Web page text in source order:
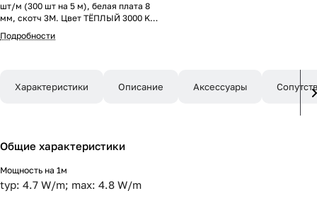
шт/м (300 шт на 5 м), белая плата 8
мм, скотч 3M. Цвет ТЁПЛЫЙ 3000 K,
цветопередача CRI>90 , угол 120°.
Питание 24V, мощность 4.8 Вт/м (24
Подробности
Характеристики Описание Аксессуары
Общие характеристики
Мощность на 1м
typ: 4.7 W/m; max: 4.8 W/m